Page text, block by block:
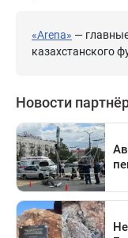
«Arena» —
казахстанского